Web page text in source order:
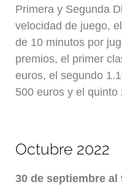
Primera y Segunda
velocidad de juego,
de 10 minutos por
premios, el primer
euros, el segundo
500 euros y el quinto
Octubre 2022
30 de septiembre al